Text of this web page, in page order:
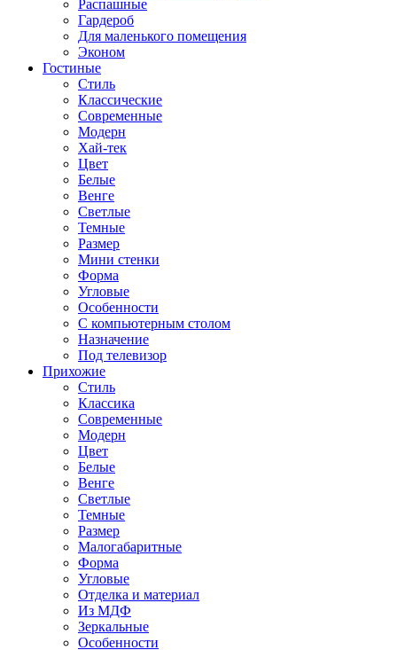
Распашные
Гардероб
Для маленького помещения
Эконом
Гостиные
Стиль
Классические
Современные
Модерн
Хай-тек
Цвет
Белые
Венге
Светлые
Темные
Размер
Мини стенки
Форма
Угловые
Особенности
С компьютерным столом
Назначение
Под телевизор
Прихожие
Стиль
Классика
Современные
Модерн
Цвет
Белые
Венге
Светлые
Темные
Размер
Малогабаритные
Форма
Угловые
Отделка и материал
Из МДФ
Зеркальные
Особенности